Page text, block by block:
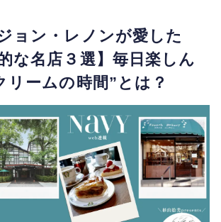
ョン・レノンが愛した
な名店３選】毎日楽しん
リームの時間”とは？